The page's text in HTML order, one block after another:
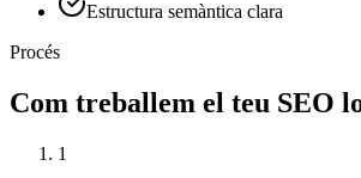
Estructura semàntica clara
Procés
Com treballem el teu SEO
1